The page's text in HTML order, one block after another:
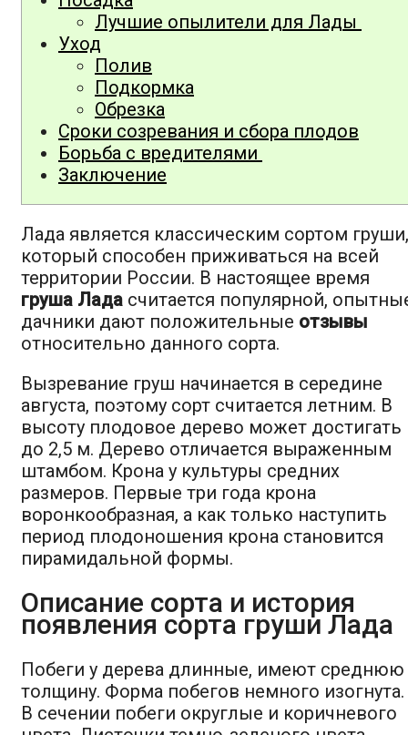
Лучшие опылители для Лады
Уход
Полив
Подкормка
Обрезка
Сроки созревания и сбора плодов
Борьба с вредителями
Заключение
Лада является классическим сортом груши,
который способен приживаться на всей
территории России. В настоящее время
груша Лада считается популярной,
дачники дают положительные отзывы
относительно данного сорта.
Вызревание груш начинается в середине
августа, поэтому сорт считается летним. В
высоту плодовое дерево может достигать
до 2,5 м. Дерево отличается выраженным
штамбом. Крона у культуры средних
размеров. Первые три года крона
воронкообразная, а как только наступить
период плодоношения крона становится
пирамидальной формы.
Описание сорта и история
появления сорта груши Лада
Побеги у дерева длинные, имеют среднюю
толщину. Форма побегов немного изогнута.
В сечении побеги округлые и коричневого